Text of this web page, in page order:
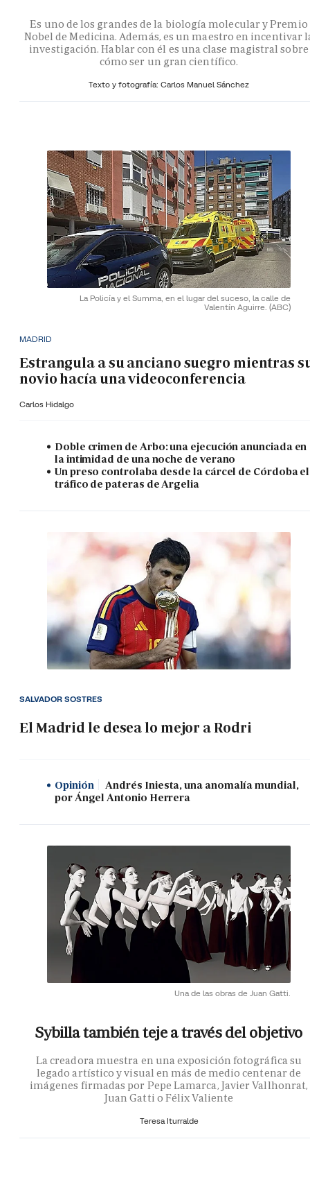
Es uno de los grandes de la biología molecular y Premio
Nobel de Medicina. Además, es un maestro en incentivar
investigación. Hablar con él es una clase magistral sobre
cómo ser un gran científico.
Texto y fotografía: Carlos Manuel Sánchez
La Policía y el Summa, en el lugar del suceso, la calle de
Valentín Aguirre. (ABC)
MADRID
Estrangula a su anciano suegro mientras
novio hacía una videoconferencia
Carlos Hidalgo
Doble crimen de Arbo: una ejecución anunciada en
la intimidad de una noche de verano
Un preso controlaba desde la cárcel de Córdoba el
tráfico de pateras de Argelia
El Madrid le desea lo mejor a Rodri
SALVADOR SOSTRES
Opinión
Andrés Iniesta, una anomalía mundial,
por Ángel Antonio Herrera
Una de las obras de Juan Gatti.
Sybilla también teje a través del objetivo
La creadora muestra en una exposición fotográfica su
legado artístico y visual en más de medio centenar de
imágenes firmadas por Pepe Lamarca, Javier Vallhonrat,
Juan Gatti o Félix Valiente
Teresa Iturralde